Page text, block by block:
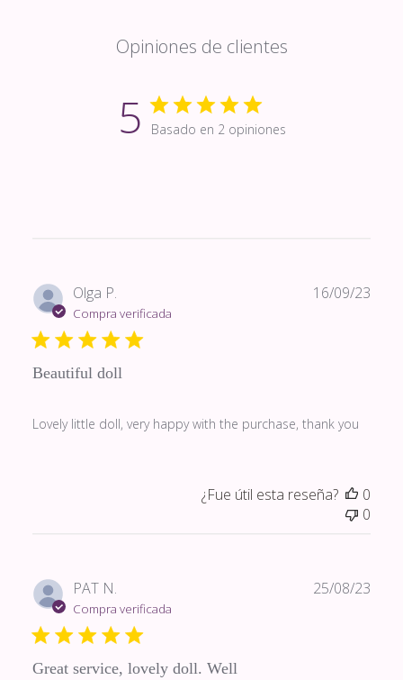
Opiniones de clientes
5 Basado en 2 opiniones
Olga P.
Compra verificada
Beautiful doll
Lovely little doll, very happy with the purchase, thank you
16/09/23
¿Fue útil esta reseña?
0
0
PAT N.
Compra verificada
Great service, lovely doll. Well
25/08/23